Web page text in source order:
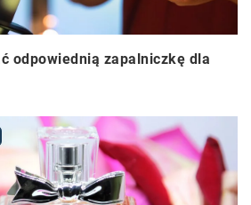
odpowiednią zapalniczkę dla